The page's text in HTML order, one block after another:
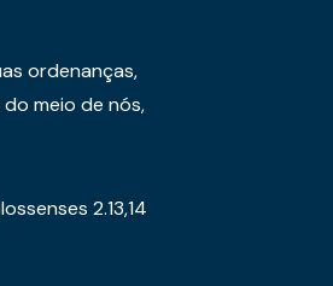
ordenanças,
meio de nós,
2.13,14